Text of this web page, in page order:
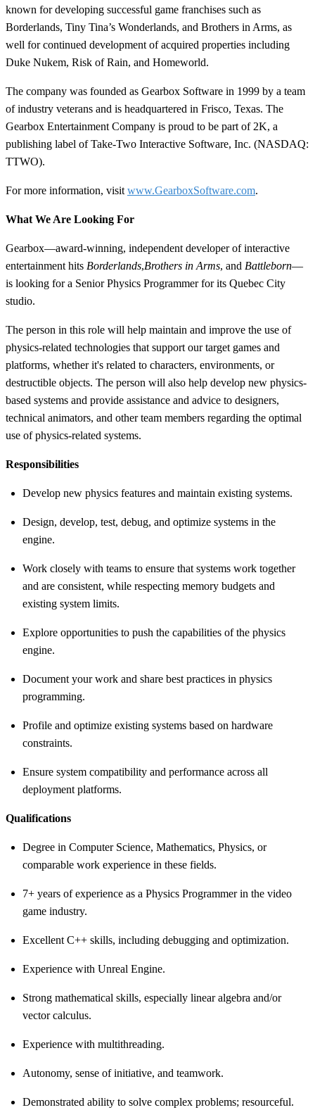
known for developing successful game franchises such as
Borderlands, Tiny Tina’s Wonderlands, and Brothers in Arms, as
well for continued development of acquired properties including
Duke Nukem, Risk of Rain, and Homeworld.
The company was founded as Gearbox Software in 1999 by a team
of industry veterans and is headquartered in Frisco, Texas. The
Gearbox Entertainment Company is proud to be part of 2K, a
publishing label of Take-Two Interactive Software, Inc. (NASDAQ:
TTWO).
For more information, visit www.GearboxSoftware.com.
What We Are Looking For
Gearbox—award-winning, independent developer of interactive
entertainment hits Borderlands,Brothers in Arms, and Battleborn—
is looking for a Senior Physics Programmer for its Quebec City
studio.
The person in this role will help maintain and improve the use of
physics-related technologies that support our target games and
platforms, whether it's related to characters, environments, or
destructible objects. The person will also help develop new physics-
based systems and provide assistance and advice to designers,
technical animators, and other team members regarding the optimal
use of physics-related systems.
Responsibilities
Develop new physics features and maintain existing systems.
Design, develop, test, debug, and optimize systems in the
engine.
Work closely with teams to ensure that systems work together
and are consistent, while respecting memory budgets and
existing system limits.
Explore opportunities to push the capabilities of the physics
engine.
Document your work and share best practices in physics
programming.
Profile and optimize existing systems based on hardware
constraints.
Ensure system compatibility and performance across all
deployment platforms.
Qualifications
Degree in Computer Science, Mathematics, Physics, or
comparable work experience in these fields.
7+ years of experience as a Physics Programmer in the video
game industry.
Excellent C++ skills, including debugging and optimization.
Experience with Unreal Engine.
Strong mathematical skills, especially linear algebra and/or
vector calculus.
Experience with multithreading.
Autonomy, sense of initiative, and teamwork.
Demonstrated ability to solve complex problems; resourceful.